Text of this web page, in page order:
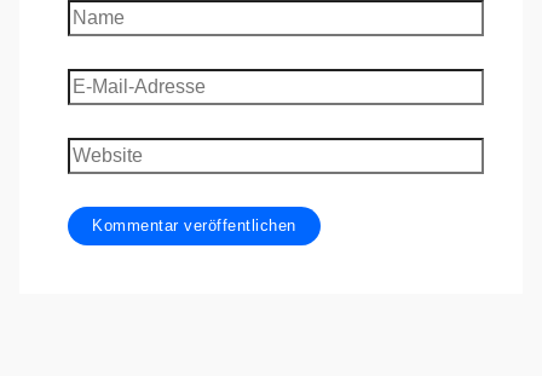
Name
E-
Mail-
Adresse
Website